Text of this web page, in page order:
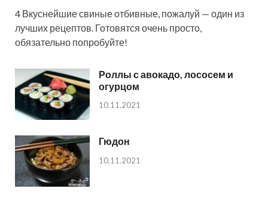
4 Вкуснейшие свиные отбивные, пожалуй — один из
лучших рецептов. Готовятся очень просто,
обязательно попробуйте!
Роллы с авокадо, лососем и
огурцом
10.11.2021
Гюдон
10.11.2021